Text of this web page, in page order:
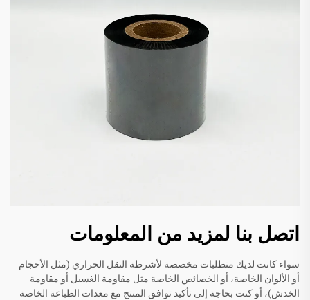
اتصل بنا لمزيد من المعلومات
سواء كانت لديك متطلبات مخصصة لأشرطة النقل الحراري (مثل الأحجام
أو الألوان الخاصة، أو الخصائص الخاصة مثل مقاومة الغسيل أو مقاومة
الخدش)، أو كنت بحاجة إلى تأكيد توافق المنتج مع معدات الطباعة الخاصة